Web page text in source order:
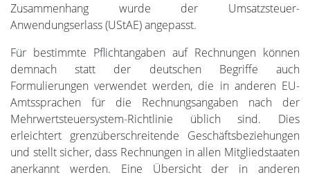
Zusammenhang wurde der Umsatzsteuer-
Anwendungserlass (UStAE) angepasst.
Für bestimmte Pflichtangaben auf Rechnungen können
demnach statt der deutschen Begriffe auch
Formulierungen verwendet werden, die in anderen EU-
Amtssprachen für die Rechnungsangaben nach der
Mehrwertsteuersystem-Richtlinie üblich sind. Dies
erleichtert grenzüberschreitende Geschäftsbeziehungen
und stellt sicher, dass Rechnungen in allen Mitgliedstaaten
anerkannt werden. Eine Übersicht der in anderen